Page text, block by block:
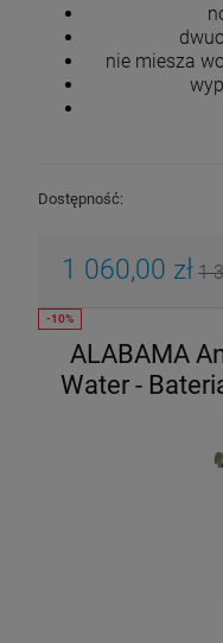
nie miesza
Dostępność:
1 060,00 zł 1
ALABAMA
Water -